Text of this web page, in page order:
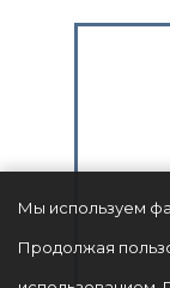
Мы используем
Продолжая